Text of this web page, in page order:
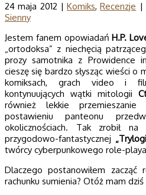
24 maja 2012 |Komiks,Recenzje |
Sienny
Jestem fanem opowiadań H.P.
„ortodoksa” z niechęcią
prozy samotnika z Prowidence
cieszę się bardzo słysząc wieści o
komiksach, grach video i
kontynuujących wątki mitologii
również lekkie
postawieniu panteonu
okolicznościach. Tak zrobił na
przygodowo-fantastycznej
twórcy cyberpunkowego role-playa
Dlaczego postanowiłem
rachunku sumienia? Otóż mam